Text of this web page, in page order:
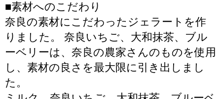
■素材へのこだわり
奈良の素材にこだわったジェラートを作
りました。 奈良いちご、大和抹茶、ブル
ーベリーは、奈良の農家さんのものを使用
し、素材の良さを最大限に引き出しまし
た。